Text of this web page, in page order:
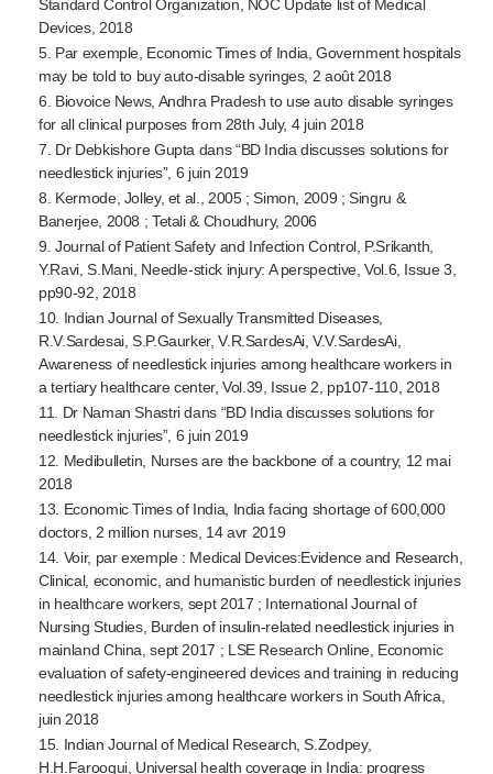
Standard Control Organization, NOC Update list of Medical
Devices, 2018
5. Par exemple, Economic Times of India, Government hospitals
may be told to buyauto-disablesyringes, 2 août 2018
6. Biovoice News, Andhra Pradesh to use auto disable syringes
for all clinical purposes from 28th July, 4 juin 2018
7. Dr Debkishore Gupta dans “BD India discusses solutions for
needlestick injuries”, 6 juin 2019
8. Kermode, Jolley, et al., 2005 ; Simon, 2009 ; Singru &
Banerjee, 2008 ; Tetali & Choudhury, 2006
9. Journal of Patient Safety and Infection Control, P.Srikanth,
Y.Ravi, S.Mani, Needle-stickinjury: A perspective, Vol.6, Issue 3,
pp90-92 , 2018
10. Indian Journal of Sexually Transmitted Diseases,
R.V.Sardesai, S.P.Gaurker, V.R.SardesAi, V.V.SardesAi,
Awareness of needlestick injuries among healthcare workers in
a tertiary healthcare center, Vol.39, Issue 2, pp107-110, 2018
11. Dr Naman Shastri dans “BD India discusses solutions for
needlestick injuries”, 6 juin 2019
12. Medibulletin, Nurses are the backbone of a country, 12 mai
2018
13. Economic Times of India, India facing shortage of 600,000
doctors, 2 million nurses, 14 avr 2019
14. Voir, par exemple : Medical Devices:Evidence and Research,
Clinical, economic, and humanistic burden of needlestick injuries
in healthcare workers, sept 2017 ; International Journal of
Nursing Studies, Burden of insulin-related needlestick injuries in
mainland China, sept 2017 ; LSE Research Online, Economic
evaluation ofsafety-engineered devices and training in reducing
needlestick injuries among healthcare workers in South Africa,
juin 2018
15. Indian Journal of Medical Research, S.Zodpey,
H.H.Farooqui, Universal health coverage in India: progress